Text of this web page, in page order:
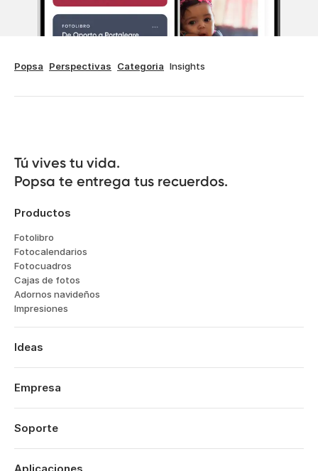
Popsa Perspectivas Categoria Insights
Tú vives tu vida.
Popsa te entrega tus recuerdos.
Productos
Fotolibro
Fotocalendarios
Fotocuadros
Cajas de fotos
Adornos navideños
Impresiones
Ideas
Viajes
Bodas
Aniversarios
Empresa
Sobre nosotros
Características
Soporte
Iniciar sesión
Historial de pedidos